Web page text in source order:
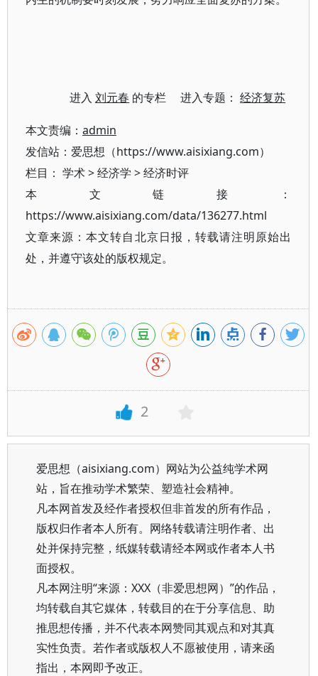
进入刘元春 的专栏 进入专题：经济复苏
本文责编： admin
发信站：爱思想（https://www.aisixiang.com）
栏目： 学术>经济学 >经济时评
本文链接：
https://www.aisixiang.com/data/136277.html
文章来源：本文转自北京日报，转载请注明原始出
处，并遵守该处的版权规定。
2
爱思想（aisixiang.com）网站为公益纯学术网
站，旨在推动学术繁荣、塑造社会精神。
凡本网首发及经作者授权但非首发的所有作品，
版权归作者本人所有。网络转载请注明作者、出
处并保持完整，纸媒转载请经本网或作者本人书
面授权。
凡本网注明“来源：XXX（非爱思想网）”的作品，
均转载自其它媒体，转载目的在于分享信息、助
推思想传播，并不代表本网赞同其观点和对其真
实性负责。若作者或版权人不愿被使用，请来函
指出，本网即予改正。